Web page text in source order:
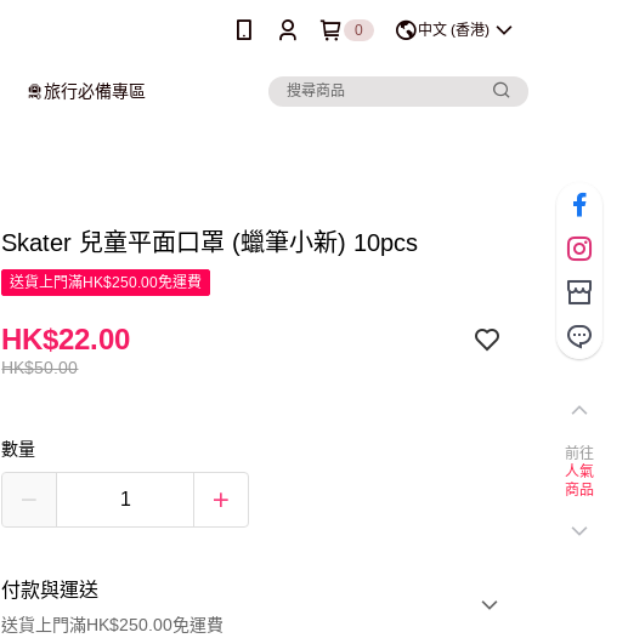
0 中文 (香港)
🛅旅行必備專區
Skater 兒童平面口罩 (蠟筆小新) 10pcs
送貨上門滿HK$250.00免運費
HK$50.00
HK$22.00
數量
付款與運送
送貨上門滿HK$250.00免運費
前往
人氣
商品